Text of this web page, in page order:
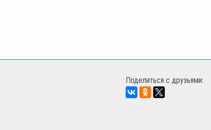
Поделиться с друзьями: